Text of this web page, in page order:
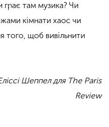
грає там музика? Чи
кімнати хаос чи
того, щоб вивільнити
Шеппел для The Paris
Review